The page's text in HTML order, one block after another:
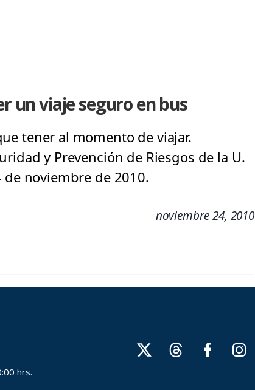
un viaje seguro en bus
tener al momento de viajar.
y Prevención de Riesgos de la U.
noviembre de 2010.
noviembre 24, 2010